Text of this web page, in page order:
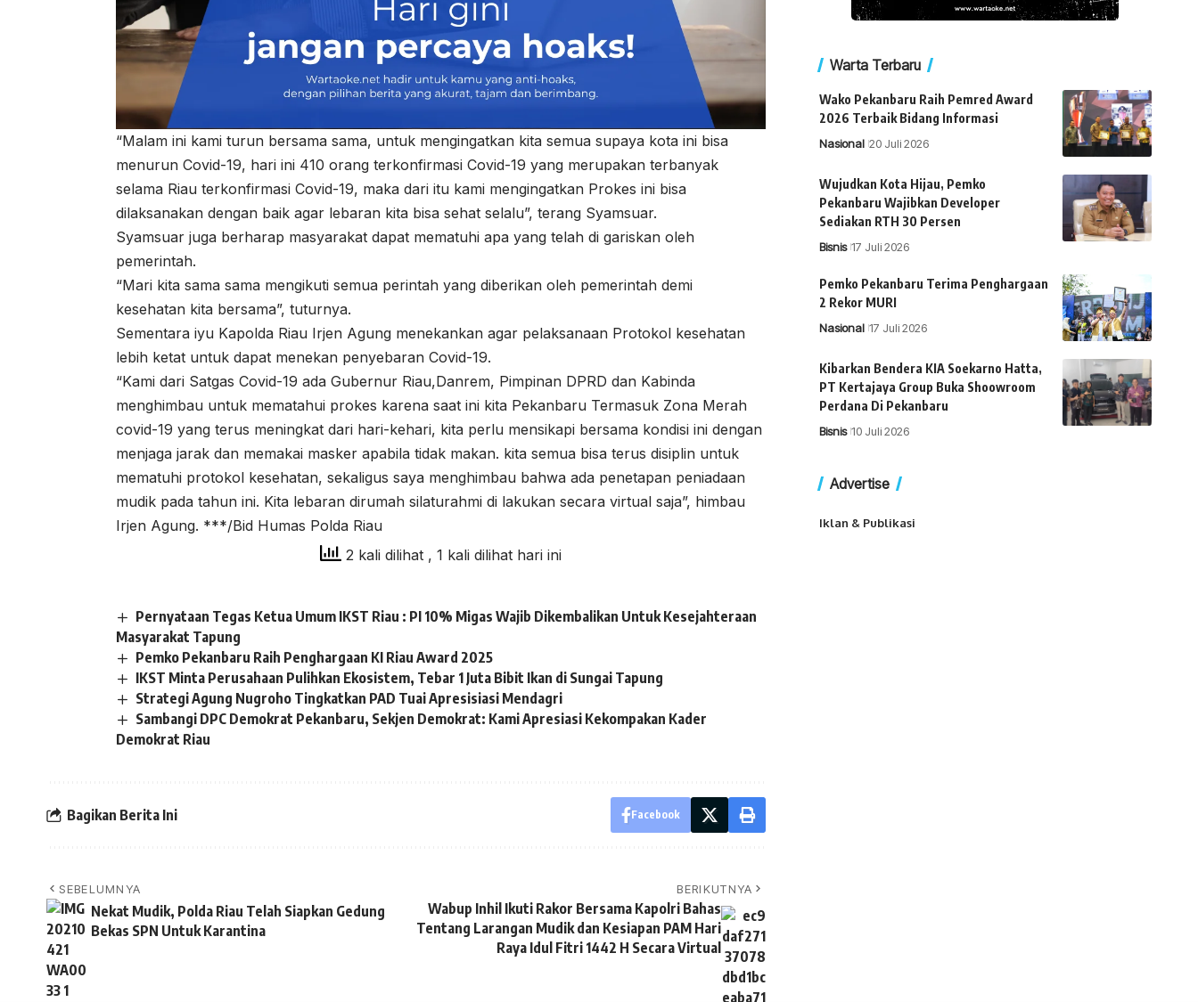
“Malam ini kami turun bersama sama, untuk mengingatkan kita semua supaya kota ini bisa
menurun Covid-19, hari ini 410 orang terkonfirmasi Covid-19 yang merupakan terbanyak
selama Riau terkonfirmasi Covid-19, maka dari itu kami mengingatkan Prokes ini bisa
dilaksanakan dengan baik agar lebaran kita bisa sehat selalu”, terang Syamsuar.
Syamsuar juga berharap masyarakat dapat mematuhi apa yang telah di gariskan oleh
pemerintah.
“Mari kita sama sama mengikuti semua perintah yang diberikan oleh pemerintah demi
kesehatan kita bersama”, tuturnya.
Sementara iyu Kapolda Riau Irjen Agung menekankan agar pelaksanaan Protokol kesehatan
lebih ketat untuk dapat menekan penyebaran Covid-19.
“Kami dari Satgas Covid-19 ada Gubernur Riau,Danrem, Pimpinan DPRD dan Kabinda
menghimbau untuk mematahui prokes karena saat ini kita Pekanbaru Termasuk Zona Merah
covid-19 yang terus meningkat dari hari-kehari, kita perlu mensikapi bersama kondisi ini dengan
menjaga jarak dan memakai masker apabila tidak makan. kita semua bisa terus disiplin untuk
mematuhi protokol kesehatan, sekaligus saya menghimbau bahwa ada penetapan peniadaan
mudik pada tahun ini. Kita lebaran dirumah silaturahmi di lakukan secara virtual saja”, himbau
Irjen Agung. ***/Bid Humas Polda Riau
2 kali dilihat , 1 kali dilihat hari ini
Pernyataan Tegas Ketua Umum IKST Riau : PI 10% Migas Wajib Dikembalikan Untuk Kesejahteraan
Masyarakat Tapung
Pemko Pekanbaru Raih Penghargaan KI Riau Award 2025
IKST Minta Perusahaan Pulihkan Ekosistem, Tebar 1 Juta Bibit Ikan di Sungai Tapung
Strategi Agung Nugroho Tingkatkan PAD Tuai Apresisiasi Mendagri
Sambangi DPC Demokrat Pekanbaru, Sekjen Demokrat: Kami Apresiasi Kekompakan Kader
Demokrat Riau
Bagikan Berita Ini Facebook
SEBELUMNYA
Nekat Mudik, Polda Riau Telah Siapkan Gedung
Bekas SPN Untuk Karantina
BERIKUTNYA
Wabup Inhil Ikuti Rakor Bersama Kapolri Bahas
Tentang Larangan Mudik dan Kesiapan PAM Hari
Raya Idul Fitri 1442 H Secara Virtual
Warta Terbaru
Wako Pekanbaru Raih Pemred Award
2026 Terbaik Bidang Informasi
Nasional 20 Juli 2026
Wujudkan Kota Hijau, Pemko
Pekanbaru Wajibkan Developer
Sediakan RTH 30 Persen
Bisnis 17 Juli 2026
Pemko Pekanbaru Terima Penghargaan
2 Rekor MURI
Nasional 17 Juli 2026
Kibarkan Bendera KIA Soekarno Hatta,
PT Kertajaya Group Buka Shoowroom
Perdana Di Pekanbaru
Bisnis 10 Juli 2026
Advertise
Iklan & Publikasi